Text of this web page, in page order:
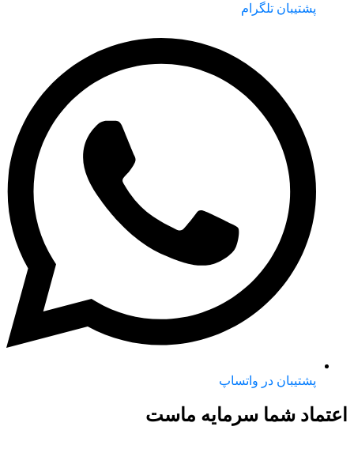
پشتیبان تلگرام
پشتیبان در واتساپ
اعتماد شما سرمایه ماست